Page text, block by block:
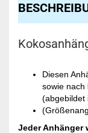
Diesen
sowie nach
(abgebildet
Jeder Anhänger